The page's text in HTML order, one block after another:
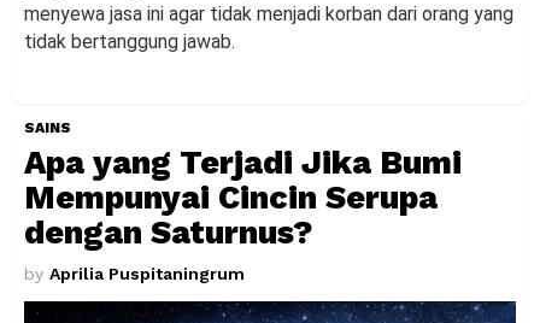
menyewa jasa ini agar tidak menjadi korban dari orang yang
tidak bertanggung jawab.
SAINS
Apa yang Terjadi Jika Bumi
Mempunyai Cincin Serupa
dengan Saturnus?
by Aprilia Puspitaningrum